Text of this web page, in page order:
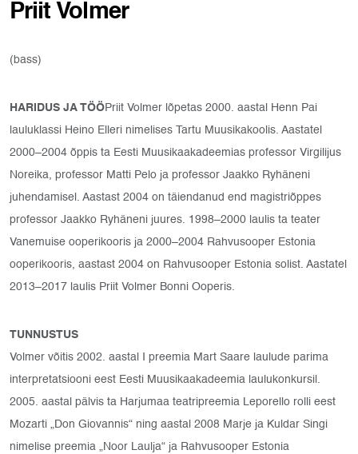
Priit Volmer
(bass)
HARIDUS JA TÖÖPriit Volmer lõpetas 2000. aastal Henn Pai
lauluklassi Heino Elleri nimelises Tartu Muusikakoolis. Aastatel
2000–2004 õppis ta Eesti Muusikaakadeemias professor Virgilijus
Noreika, professor Matti Pelo ja professor Jaakko Ryhäneni
juhendamisel. Aastast 2004 on täiendanud end magistriõppes
professor Jaakko Ryhäneni juures. 1998–2000 laulis ta teater
Vanemuise ooperikooris ja 2000–2004 Rahvusooper Estonia
ooperikooris, aastast 2004 on Rahvusooper Estonia solist. Aastatel
2013–2017 laulis Priit Volmer Bonni Ooperis.
TUNNUSTUS
Volmer võitis 2002. aastal I preemia Mart Saare laulude parima
interpretatsiooni eest Eesti Muusikaakadeemia laulukonkursil.
2005. aastal pälvis ta Harjumaa teatripreemia Leporello rolli eest
Mozarti „Don Giovannis“ ning aastal 2008 Marje ja Kuldar Singi
nimelise preemia „Noor Laulja“ ja Rahvusooper Estonia